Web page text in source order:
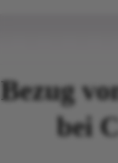
Bezug
bei